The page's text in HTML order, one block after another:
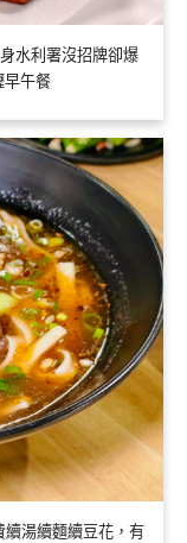
水利署沒招牌卻爆
早午餐
續湯續麵續豆花，有